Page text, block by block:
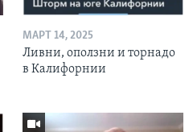
МАРТ 14, 2025
Ливни, оползни и торнадо
в Калифорнии